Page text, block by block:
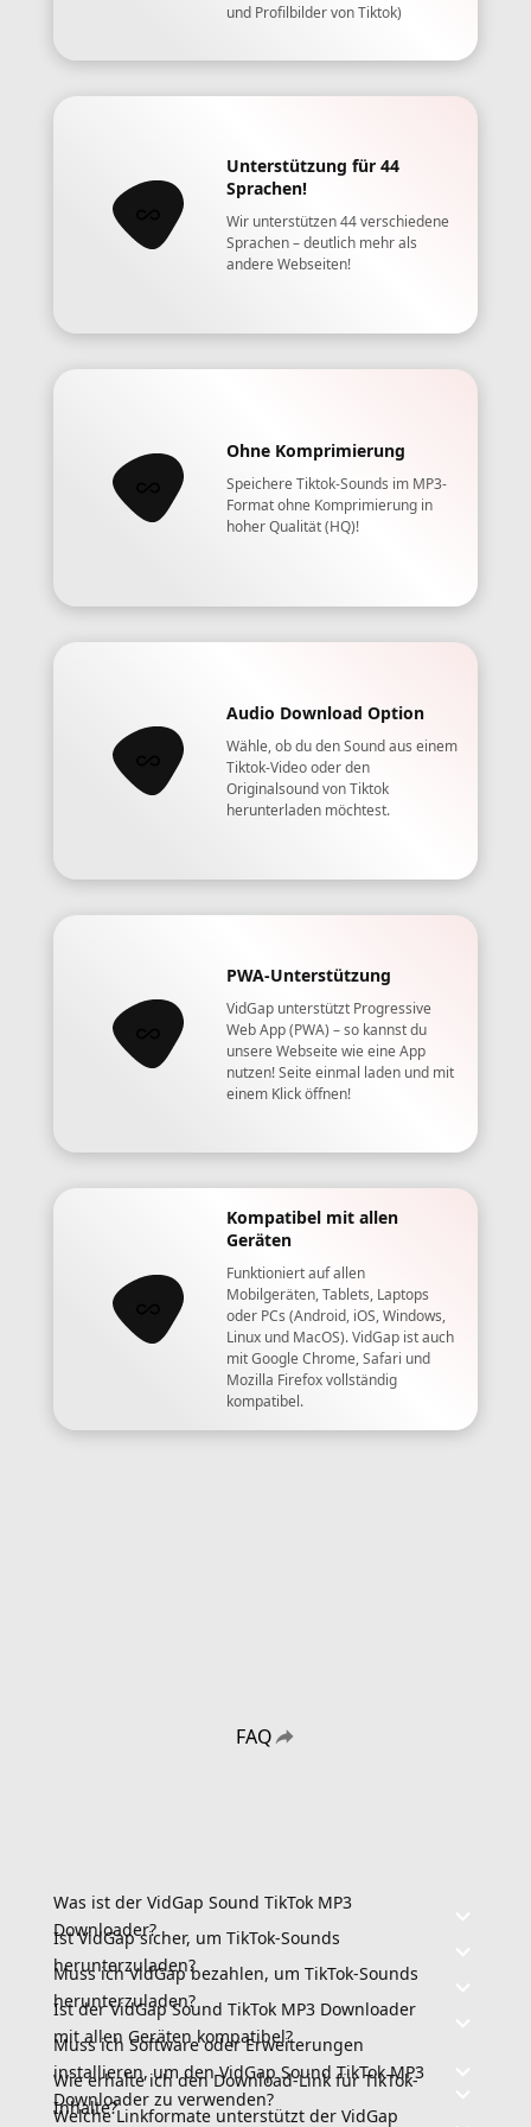
und Profilbilder von Tiktok)
Unterstützung für 44
Sprachen!
Wir unterstützen 44 verschiedene
Sprachen – deutlich mehr als
andere Webseiten!
Ohne Komprimierung
Speichere Tiktok-Sounds im MP3-
Format ohne Komprimierung in
hoher Qualität (HQ)!
Audio Download Option
Wähle, ob du den Sound aus einem
Tiktok-Video oder den
Originalsound von Tiktok
herunterladen möchtest.
PWA-Unterstützung
VidGap unterstützt Progressive
Web App (PWA) – so kannst du
unsere Webseite wie eine App
nutzen! Seite einmal laden und mit
einem Klick öffnen!
Kompatibel mit allen
Geräten
Funktioniert auf allen
Mobilgeräten, Tablets, Laptops
oder PCs (Android, iOS, Windows,
Linux und MacOS). VidGap ist auch
mit Google Chrome, Safari und
Mozilla Firefox vollständig
kompatibel.
FAQ
Was ist der VidGap Sound TikTok MP3
Downloader?
Ist VidGap sicher, um TikTok-Sounds
herunterzuladen?
Muss ich VidGap bezahlen, um TikTok-Sounds
herunterzuladen?
Ist der VidGap Sound TikTok MP3 Downloader
mit allen Geräten kompatibel?
Muss ich Software oder Erweiterungen
installieren, um den VidGap Sound TikTok MP3
Downloader zu verwenden?
Wie erhalte ich den Download-Link für TikTok-
Inhalte?
Welche Linkformate unterstützt der VidGap